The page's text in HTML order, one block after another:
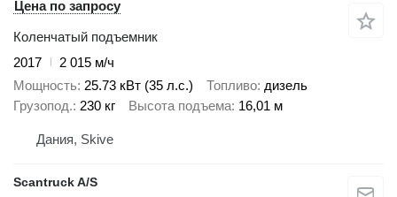
Цена по запросу
Коленчатый подъемник
2017
2 015 м/ч
Мощность 25.73 кВт (35 л.с.) Топливо дизель
Грузопод. 230 кг Высота подъема 16,01 м
Дания, Skive
Scantruck A/S